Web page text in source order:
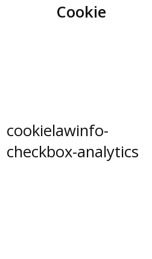
Cookie
cookielawinfo-
checkbox-analytics